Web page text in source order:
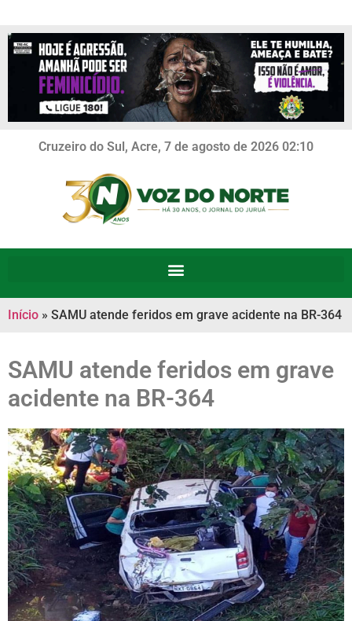
Cruzeiro do Sul, Acre, 7 de agosto de 2026 02:10
Início » SAMU atende feridos em grave acidente na BR-364
SAMU atende feridos em grave
acidente na BR-364